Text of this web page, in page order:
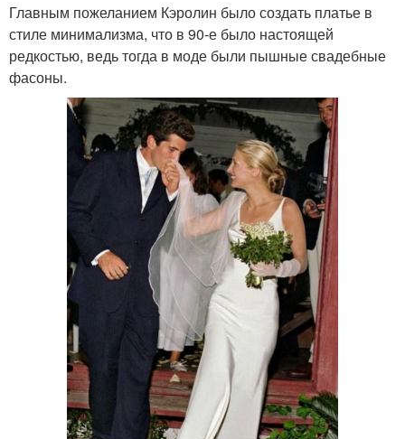
Главным пожеланием Кэролин было создать платье в
стиле минимализма, что в 90-е было настоящей
редкостью, ведь тогда в моде были пышные свадебные
фасоны.